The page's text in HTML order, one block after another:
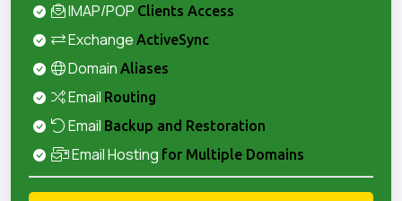
IMAP/POP Clients Access
Exchange ActiveSync
Domain Aliases
Email Routing
Email Backup and Restoration
Email Hosting for Multiple Domains